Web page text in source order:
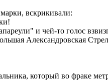
вскрикивали:
и чей-то голос
Александровская
который во фраке